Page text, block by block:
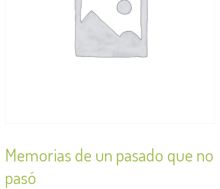
Memorias de un pasado que no
pasó